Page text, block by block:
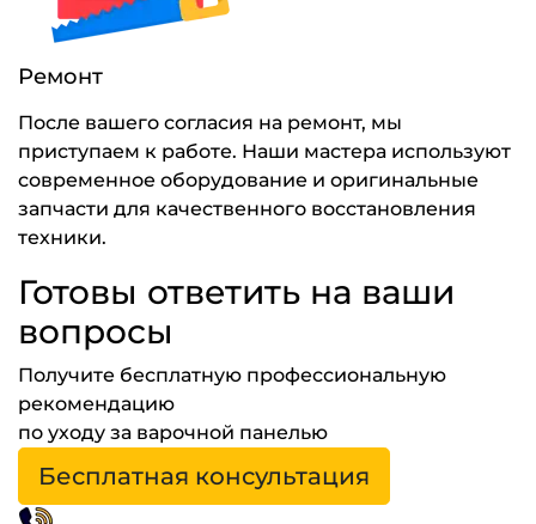
Ремонт
После вашего согласия на ремонт, мы
приступаем к работе. Наши мастера используют
современное оборудование и оригинальные
запчасти для качественного восстановления
техники.
Готовы ответить на ваши
вопросы
Получите бесплатную профессиональную
рекомендацию
по уходу за варочной панелью
Бесплатная консультация